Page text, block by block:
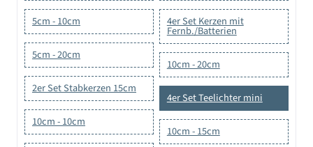
5cm - 10cm 4er Set Kerzen mit
Fernb./Batterien
5cm - 20cm
10cm - 20cm
2er Set Stabkerzen 15cm
4er Set Teelichter mini
10cm - 10cm
10cm - 15cm